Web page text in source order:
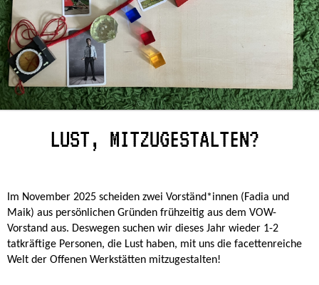
LUST, MITZUGESTALTEN?
Im November 2025 scheiden zwei Vorständ*innen (Fadia und
Maik) aus persönlichen Gründen frühzeitig aus dem VOW-
Vorstand aus. Deswegen suchen wir dieses Jahr wieder 1-2
tatkräftige Personen, die Lust haben, mit uns die facettenreiche
Welt der Offenen Werkstätten mitzugestalten!